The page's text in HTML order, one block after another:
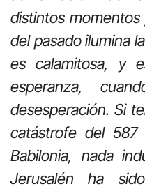
distintos
del pasado ilumina
es calamitosa, y
esperanza,
desesperación. Si
catástrofe del
Babilonia, nada
Jerusalén ha